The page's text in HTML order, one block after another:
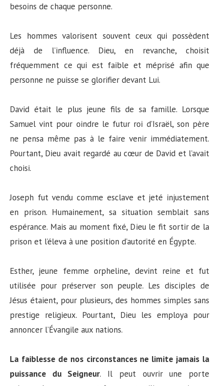
besoins de chaque personne.
Les hommes valorisent souvent ceux qui possèdent
déjà de l’influence. Dieu, en revanche, choisit
fréquemment ce qui est faible et méprisé afin que
personne ne puisse se glorifier devant Lui.
David était le plus jeune fils de sa famille. Lorsque
Samuel vint pour oindre le futur roi d’Israël, son père
ne pensa même pas à le faire venir immédiatement.
Pourtant, Dieu avait regardé au cœur de David et l’avait
choisi.
Joseph fut vendu comme esclave et jeté injustement
en prison. Humainement, sa situation semblait sans
espérance. Mais au moment fixé, Dieu le fit sortir de la
prison et l’éleva à une position d’autorité en Égypte.
Esther, jeune femme orpheline, devint reine et fut
utilisée pour préserver son peuple. Les disciples de
Jésus étaient, pour plusieurs, des hommes simples sans
prestige religieux. Pourtant, Dieu les employa pour
annoncer l’Évangile aux nations.
La faiblesse de nos circonstances ne limite jamais la
puissance du Seigneur. Il peut ouvrir une porte